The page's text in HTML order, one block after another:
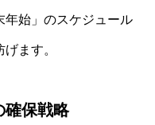
年始」のスケジュール
ます。
確保戦略